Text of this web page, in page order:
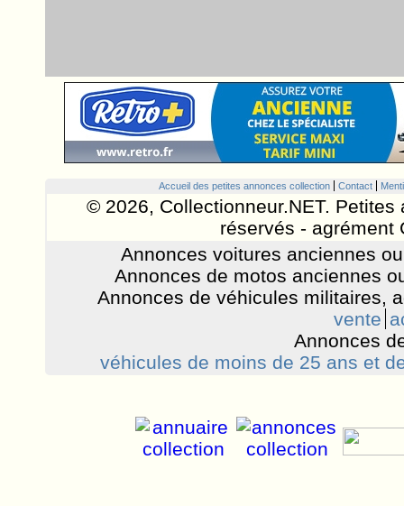
Accueil des petites annonces collection Contact
© 2026, Collectionneur.NET.
réservés - agrément
Annonces voitures anciennes
Annonces de motos anciennes
Annonces de véhicules militaires,
vente
Annonces
véhicules de moins de 25 ans et